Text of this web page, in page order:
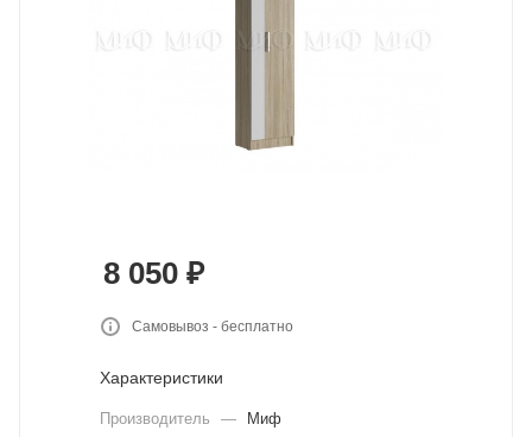
8 050 ₽
Самовывоз - бесплатно
Характеристики
Производитель —
Миф